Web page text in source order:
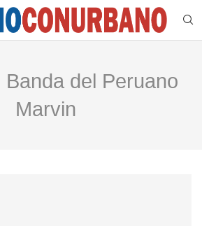
Banda del Peruano
Marvin